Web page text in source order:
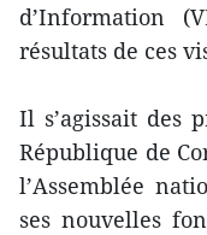
d’Information
résultats de ces
Il s’agissait des
République de
l’Assemblée
ses nouvelles